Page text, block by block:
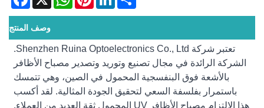
وصف المنتج
تعتبر شركة Shenzhen Ruina Optoelectronics Co., Ltd.
الشركة الرائدة في مجال تصنيع وتوريد وتصدير مصباح الأظافر
بالأشعة فوق البنفسجية المحمول في الصين، وهي تتمسك
باستمرار بفلسفة السعي لتحقيق الجودة المثالية. لقد أكسب
هذا الالتزام مصباح الأظافر UV المحمول ثقة العديد من العملاء.